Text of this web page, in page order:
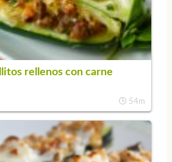
rellenos con carne
54m